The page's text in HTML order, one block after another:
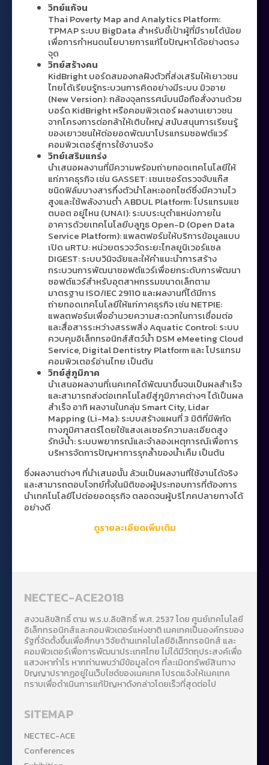
วิทย์แก้จน
Thai Poverty Map and Analytics Platform:
TPMAP ระบบ BigData สำหรับชี้เป้าผู้ที่มีรายได้น้อย
เพื่อการกำหนดนโยบายการแก้ไขปัญหาได้อย่างตรง
จุด
วิทย์สร้างคน
KidBright บอร์ดสมองกลฝังตัวที่ส่งเสริมให้เยาวชน
ไทยได้เรียนรู้กระบวนการคิดอย่างมีระบบ มิวอาย
(New Version): กล้องจุลทรรศน์บนมือถือสั่งงานด้วย
บอร์ด KidBright หรือคอมพิวเตอร์ ผลงานเยาวชน
จากโครงการต่อกล้าให้เติบใหญ่ สนับสนุนการเรียนรู้
ของเยาวชนให้ต่อยอดพัฒนาโปรแกรมซอฟต์แวร์
คอมพิวเตอร์สู่การใช้งานจริง
วิทย์เสริมแกร่ง
นำเสนอผลงานที่มีความพร้อมถ่ายทอดเทคโนโลยีให้
แก่ภาคธุรกิจ เช่น GASSET: เซนเซอร์ตรวจจับแก๊ส
ชนิดฟิล์มบางสารกึ่งตัวนำโลหะออกไซด์ซึ่งมีความไว
สูงและใช้พลังงานต่ำ ABDUL Platform: โปรแกรมแช
ตบอต อยู่ไหน (UNAI): ระบบระบุตำแหน่งภายใน
อาคารด้วยเทคโนโลยีบลูทูธ Open-D (Open Data
Service Platform): แพลตฟอร์มให้บริการข้อมูลแบบ
เปิด uRTU: หน่วยตรวจวัดระยะไกลยูนิเวอร์แซล
DIGEST: ระบบวินิจฉัยและให้คำแนะนำการสร้าง
กระบวนการพัฒนาซอฟต์แวร์เพื่อยกระดับการพัฒนา
ซอฟต์แวร์สำหรับอุตสาหกรรมขนาดเล็กตาม
มาตรฐาน ISO/IEC 29110 และผลงานที่ได้มีการ
ถ่ายทอดเทคโนโลยีให้แก่ภาคธุรกิจ เช่น NETPIE:
แพลตฟอร์มเพื่ออำนวยความสะดวกในการเชื่อมต่อ
และสื่อสารระหว่างสรรพสิ่ง Aquatic Control: ระบบ
ควบคุมอิเล็กทรอนิกส์สัตว์น้ำ DSM eMeeting Cloud
Service, Digital Dentistry Platform และ โปรแกรม
คอมพิวเตอร์อ่านไทย เป็นต้น
วิทย์สู่ภูมิภาค
นำเสนอผลงานที่เนคเทคได้พัฒนาขึ้นจนเป็นผลสำเร็จ
และสามารถส่งต่อเทคโนโลยีสู่ภูมิภาคต่างๆ ได้เป็นผล
สำเร็จ อาทิ ผลงานในกลุ่ม Smart City, Lidar
Mapping (Li-Ma): ระบบสร้างแผนที่ 3 มิติที่มีพิกัด
ทางภูมิศาสตร์โดยใช้แสงเลเซอร์ความละเอียดสูง
รักษ์น้ำ: ระบบพยากรณ์และจำลองเหตุการณ์เพื่อการ
บริหารจัดการปัญหาการรุกล้ำของน้ำเค็ม เป็นต้น
ซึ่งผลงานต่างๆ ที่นำเสนอนั้น ล้วนเป็นผลงานที่ใช้งานได้จริง
และสามารถตอบโจทย์ทั้งในมิติของผู้ประกอบการที่ต้องการ
นำเทคโนโลยีไปต่อยอดธุรกิจ ตลอดจนผู้บริโภคปลายทางได้
อย่างดี
ดูรายละเอียดเพิ่มเติม
NECTEC-ACE2018
สงวนลิขสิทธิ์ ตาม พ.ร.บ.ลิขสิทธิ์ พ.ศ. 2537 โดย ศูนย์เทคโนโลยี
อิเล็กทรอนิกส์และคอมพิวเตอร์แห่งชาติ เนคเทคเป็นองค์กรของ
รัฐที่จัดตั้งขึ้นเพื่อศึกษา วิจัยด้านเทคโนโลยีอิเล็กทรอนิกส์ และ
คอมพิวเตอร์เพื่อการพัฒนาประเทศไทย ไม่ได้มีวัตถุประสงค์เพื่อ
แสวงหากำไร หากท่านพบว่ามีข้อมูลใดๆ ที่ละเมิดทรัพย์สินทาง
ปัญญาปรากฏอยู่ในเว็บไซต์ของเนคเทค โปรดแจ้งให้เนคเทค
ทราบเพื่อดำเนินการแก้ปัญหาดังกล่าวโดยเร็วที่สุดต่อไป
SITEMAP
NECTEC-ACE
Conferences